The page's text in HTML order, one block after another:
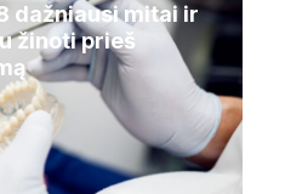
dažniausi mitai ir
žinoti prieš